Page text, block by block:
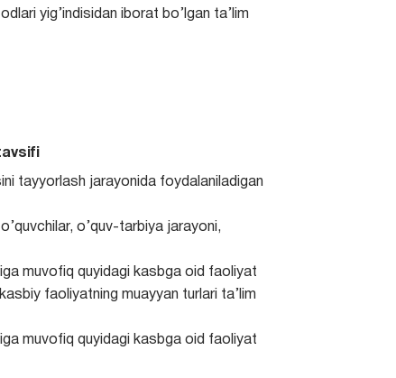
yig’indisidan iborat bo’lgan ta’lim
tayyorlash jarayonida foydalaniladigan
o’quv-tarbiya jarayoni,
muvofiq quyidagi kasbga oid faoliyat
faoliyatning muayyan turlari ta’lim
muvofiq quyidagi kasbga oid faoliyat